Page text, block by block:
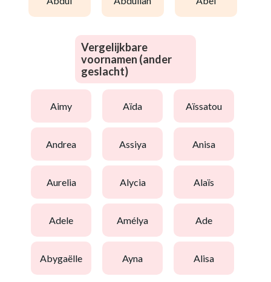
Vergelijkbare
voornamen (ander
geslacht)
aimy aïda aïssatou
andrea assiya anisa
aurelia alycia alaïs
adele amélya ade
abygaëlle ayna alisa